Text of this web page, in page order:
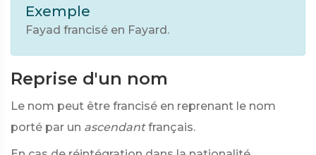
Exemple
Fayad francisé en Fayard.
Reprise d'un nom
Le nom peut être francisé en reprenant le nom
porté par un ascendant français.